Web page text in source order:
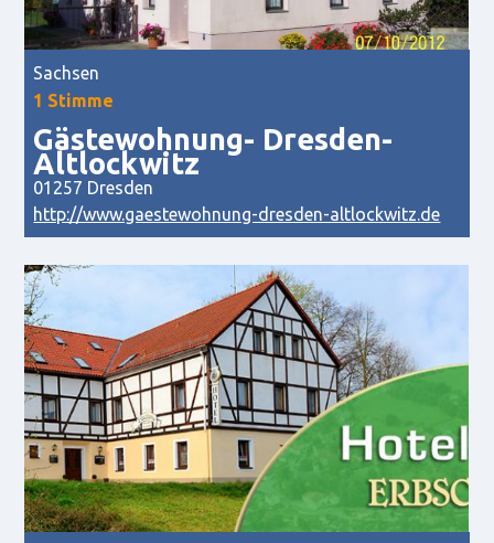
Sachsen
1 Stimme
Gästewohnung- Dresden-
Altlockwitz
01257 Dresden
http://www.gaestewohnung-dresden-altlockwitz.de